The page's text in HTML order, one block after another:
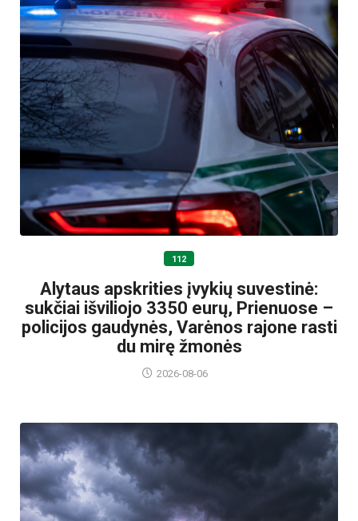
112
Alytaus apskrities įvykių suvestinė:
sukčiai išviliojo 3350 eurų, Prienuose –
policijos gaudynės, Varėnos rajone rasti
du mirę žmonės
2026-08-06